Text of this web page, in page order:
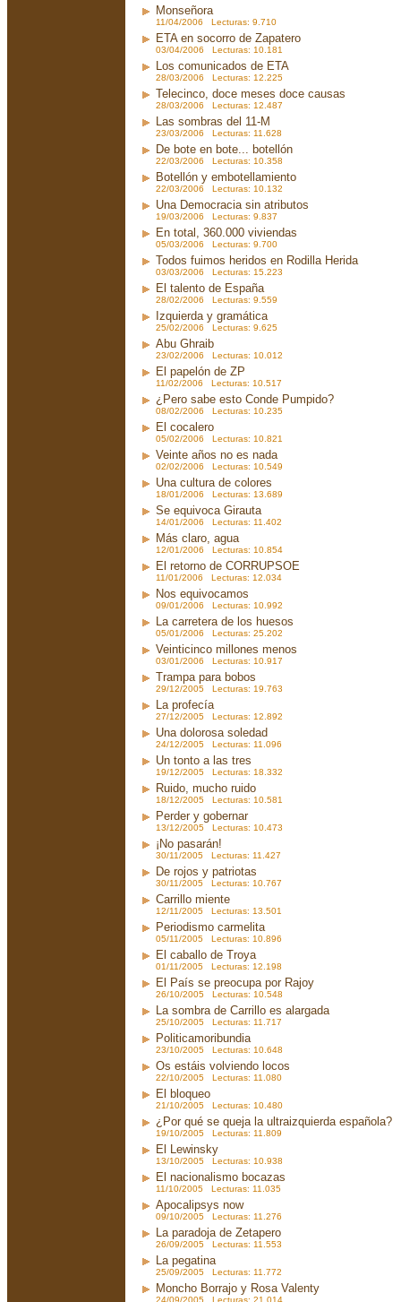
Monseñora
11/04/2006 Lecturas: 9.710
ETA en socorro de Zapatero
03/04/2006 Lecturas: 10.181
Los comunicados de ETA
28/03/2006 Lecturas: 12.225
Telecinco, doce meses doce causas
28/03/2006 Lecturas: 12.487
Las sombras del 11-M
23/03/2006 Lecturas: 11.628
De bote en bote... botellón
22/03/2006 Lecturas: 10.358
Botellón y embotellamiento
22/03/2006 Lecturas: 10.132
Una Democracia sin atributos
19/03/2006 Lecturas: 9.837
En total, 360.000 viviendas
05/03/2006 Lecturas: 9.700
Todos fuimos heridos en Rodilla Herida
03/03/2006 Lecturas: 15.223
El talento de España
28/02/2006 Lecturas: 9.559
Izquierda y gramática
25/02/2006 Lecturas: 9.625
Abu Ghraib
23/02/2006 Lecturas: 10.012
El papelón de ZP
11/02/2006 Lecturas: 10.517
¿Pero sabe esto Conde Pumpido?
08/02/2006 Lecturas: 10.235
El cocalero
05/02/2006 Lecturas: 10.821
Veinte años no es nada
02/02/2006 Lecturas: 10.549
Una cultura de colores
18/01/2006 Lecturas: 13.689
Se equivoca Girauta
14/01/2006 Lecturas: 11.402
Más claro, agua
12/01/2006 Lecturas: 10.854
El retorno de CORRUPSOE
11/01/2006 Lecturas: 12.034
Nos equivocamos
09/01/2006 Lecturas: 10.992
La carretera de los huesos
05/01/2006 Lecturas: 25.202
Veinticinco millones menos
03/01/2006 Lecturas: 10.917
Trampa para bobos
29/12/2005 Lecturas: 19.763
La profecía
27/12/2005 Lecturas: 12.892
Una dolorosa soledad
24/12/2005 Lecturas: 11.096
Un tonto a las tres
19/12/2005 Lecturas: 18.332
Ruido, mucho ruido
18/12/2005 Lecturas: 10.581
Perder y gobernar
13/12/2005 Lecturas: 10.473
¡No pasarán!
30/11/2005 Lecturas: 11.427
De rojos y patriotas
30/11/2005 Lecturas: 10.767
Carrillo miente
12/11/2005 Lecturas: 13.501
Periodismo carmelita
05/11/2005 Lecturas: 10.896
El caballo de Troya
01/11/2005 Lecturas: 12.198
El País se preocupa por Rajoy
26/10/2005 Lecturas: 10.548
La sombra de Carrillo es alargada
25/10/2005 Lecturas: 11.717
Politicamoribundia
23/10/2005 Lecturas: 10.648
Os estáis volviendo locos
22/10/2005 Lecturas: 11.080
El bloqueo
21/10/2005 Lecturas: 10.480
¿Por qué se queja la ultraizquierda española?
19/10/2005 Lecturas: 11.809
El Lewinsky
13/10/2005 Lecturas: 10.938
El nacionalismo bocazas
11/10/2005 Lecturas: 11.035
Apocalipsys now
09/10/2005 Lecturas: 11.276
La paradoja de Zetapero
26/09/2005 Lecturas: 11.553
La pegatina
25/09/2005 Lecturas: 11.772
Moncho Borrajo y Rosa Valenty
24/09/2005 Lecturas: 21.014